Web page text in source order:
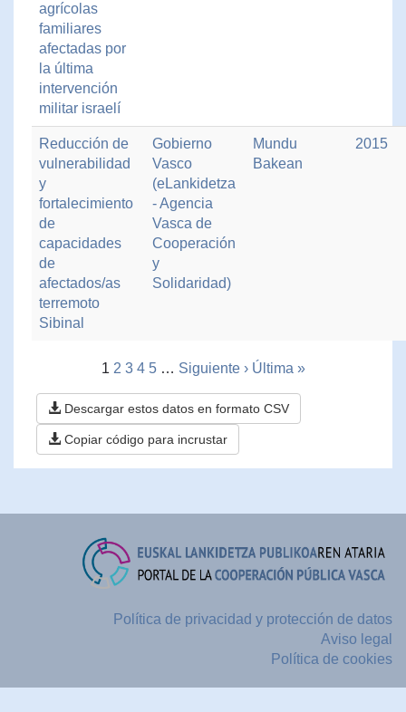
agrícolas
familiares
afectadas por
la última
intervención
militar israelí
Reducción de
vulnerabilidad
y
fortalecimiento
de
capacidades
de
afectados/as
terremoto
Sibinal
Gobierno
Vasco
(eLankidetza
- Agencia
Vasca de
Cooperación
y
Solidaridad)
Mundu
Bakean
2015
1 2 3 4 5 … Siguiente › Última »
Descargar estos datos en formato CSV
Copiar código para incrustar
Política de privacidad y protección de datos
Aviso legal
Política de cookies